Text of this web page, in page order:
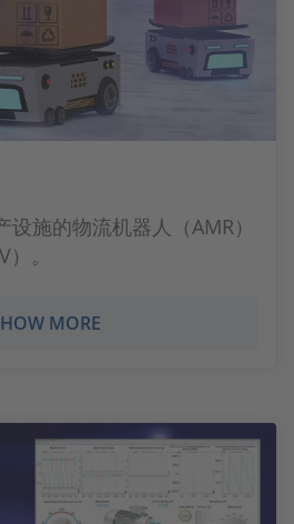
施的物流机器人（AMR）
。
MORE